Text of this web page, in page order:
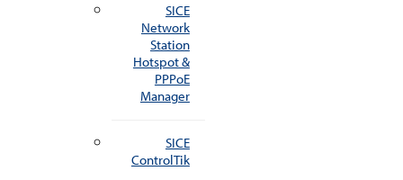
SICE
Network
Station
Hotspot &
PPPoE
Manager
SICE
ControlTik